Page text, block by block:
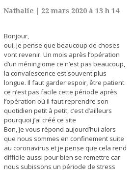
Nathalie
22 mars 2020 à 13 h 14
Bonjour,
oui, je pense que beaucoup de choses
vont revenir. Un mois après l’opération
d’un méningiome ce n’est pas beaucoup,
la convalescence est souvent plus
longue. Il faut garder espoir, être patient.
ce n’est pas facile cette période après
l’opération où il faut reprendre son
quotidien petit à petit, c’est d’ailleurs
pourquoi j’ai créé ce site
Bon, je vous répond aujourd’hui alors
que nous sommes en confinement suite
au coronavirus et je pense que cela rend
difficile aussi pour bien se remettre car
nous subissons un période de stress